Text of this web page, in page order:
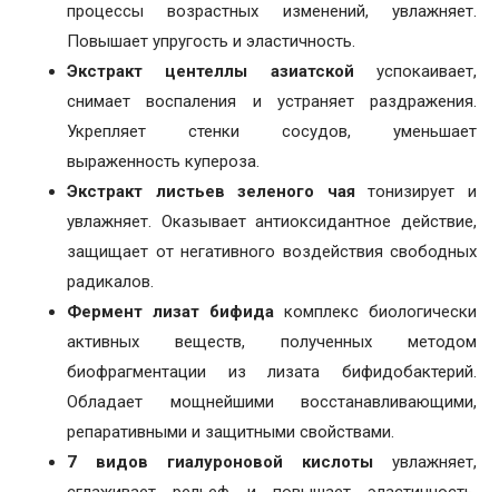
процессы возрастных изменений, увлажняет.
Повышает упругость и эластичность.
Экстракт центеллы азиатской успокаивает,
снимает воспаления и устраняет раздражения.
Укрепляет стенки сосудов, уменьшает
выраженность купероза.
Экстракт листьев зеленого чаятонизирует и
увлажняет. Оказывает антиоксидантное действие,
защищает от негативного воздействия свободных
радикалов.
Фермент лизат бифида комплекс биологически
активных веществ, полученных методом
биофрагментации из лизата бифидобактерий.
Обладает мощнейшими восстанавливающими,
репаративными и защитными свойствами.
7 видов гиалуроновой кислоты увлажняет,